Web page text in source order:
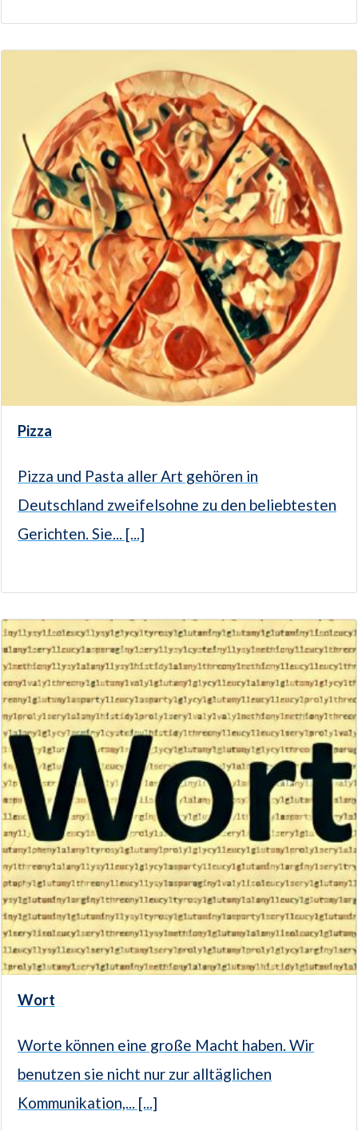
Pizza
Pizza und Pasta aller Art gehören in
Deutschland zweifelsohne zu den beliebtesten
Gerichten. Sie... [...]
Wort
Worte können eine große Macht haben. Wir
benutzen sie nicht nur zur alltäglichen
Kommunikation,... [...]